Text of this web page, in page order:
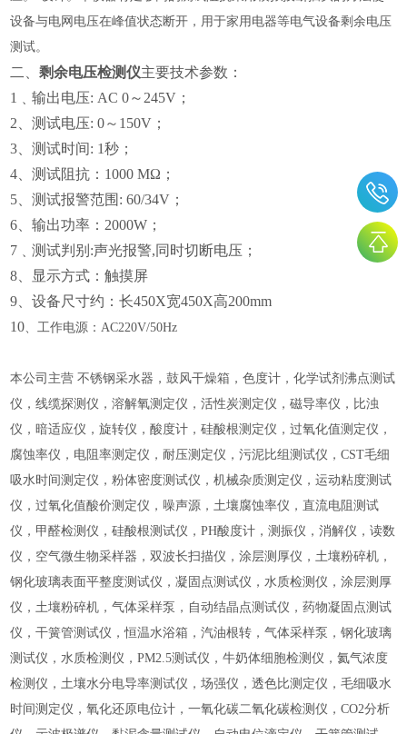
设备与电网电压在峰值状态断开，用于家用电器等电气设备剩余电压
测试。
二、剩余电压检测仪主要技术参数：
1﹑输出电压: AC 0～245V；
2、测试电压: 0～150V；
3、测试时间: 1秒；
4、测试阻抗：1000 MΩ；
5、测试报警范围: 60/34V；
6、输出功率：2000W；
7﹑测试判别:声光报警,同时切断电压；
8、显示方式：触摸屏
9、设备尺寸约：长450X宽450X高200mm
10、工作电源：AC220V/50Hz
本公司主营 不锈钢采水器，鼓风干燥箱，色度计，化学试剂沸点测试
仪，线缆探测仪，溶解氧测定仪，活性炭测定仪，磁导率仪，比浊
仪，暗适应仪，旋转仪，酸度计，硅酸根测定仪，过氧化值测定仪，
腐蚀率仪，电阻率测定仪，耐压测定仪，污泥比组测试仪，CST毛细
吸水时间测定仪，粉体密度测试仪，机械杂质测定仪，运动粘度测试
仪，过氧化值酸价测定仪，噪声源，土壤腐蚀率仪，直流电阻测试
仪，甲醛检测仪，硅酸根测试仪，PH酸度计，测振仪，消解仪，读数
仪，空气微生物采样器，双波长扫描仪，涂层测厚仪，土壤粉碎机，
钢化玻璃表面平整度测试仪，凝固点测试仪，水质检测仪，涂层测厚
仪，土壤粉碎机，气体采样泵，自动结晶点测试仪，药物凝固点测试
仪，干簧管测试仪，恒温水浴箱，汽油根转，气体采样泵，钢化玻璃
测试仪，水质检测仪，PM2.5测试仪，牛奶体细胞检测仪，氦气浓度
检测仪，土壤水分电导率测试仪，场强仪，透色比测定仪，毛细吸水
时间测定仪，氧化还原电位计，一氧化碳二氧化碳检测仪，CO2分析